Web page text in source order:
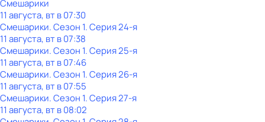
Смешарики
11 августа, вт в 07:30
Смешарики. Сезон 1. Серия 24-я
11 августа, вт в 07:38
Смешарики. Сезон 1. Серия 25-я
11 августа, вт в 07:46
Смешарики. Сезон 1. Серия 26-я
11 августа, вт в 07:55
Смешарики. Сезон 1. Серия 27-я
11 августа, вт в 08:02